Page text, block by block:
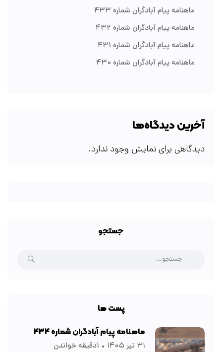
ماهنامه پیام آبادگران شماره ۴۳۳
ماهنامه پیام آبادگران شماره ۴۳۲
ماهنامه پیام آبادگران شماره ۴۳۱
ماهنامه پیام آبادگران شماره ۴۳۰
آخرین دیدگاه‌ها
دیدگاهی برای نمایش وجود ندارد.
جستجو
پست ها
ماهنامه پیام آبادگران شماره ۴۳۴
۳۱ تیر ۱۴۰۵ ۱دقیقه خواندن